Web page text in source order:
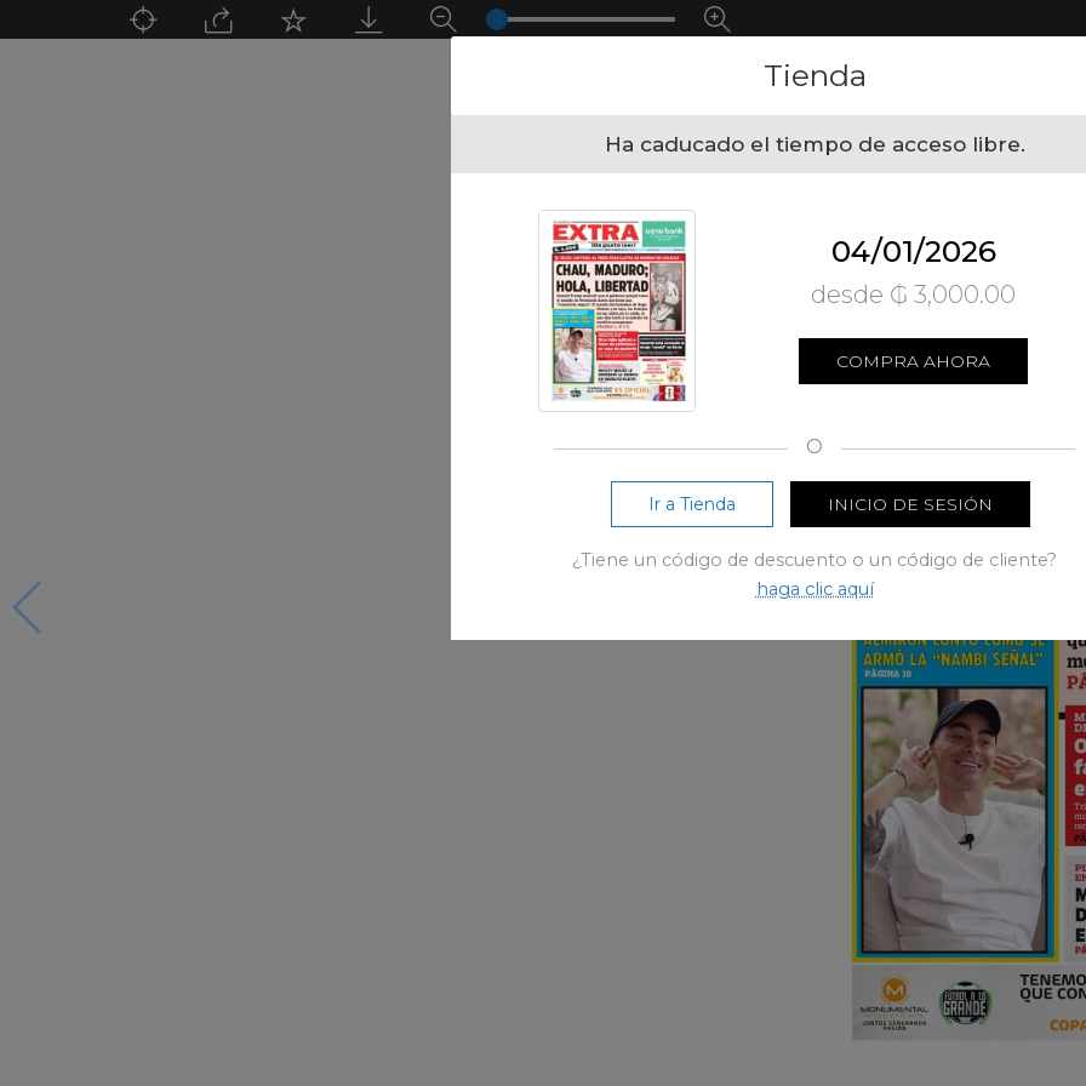
Tienda
Ha caducado el tiempo de acceso libre.
04/01/2026
desde ₲ 3,000.00
COMPRA AHORA
O
Ir a Tienda INICIO DE SESIÓN
¿Tiene un código de descuento o un código de cliente?
haga clic aquí